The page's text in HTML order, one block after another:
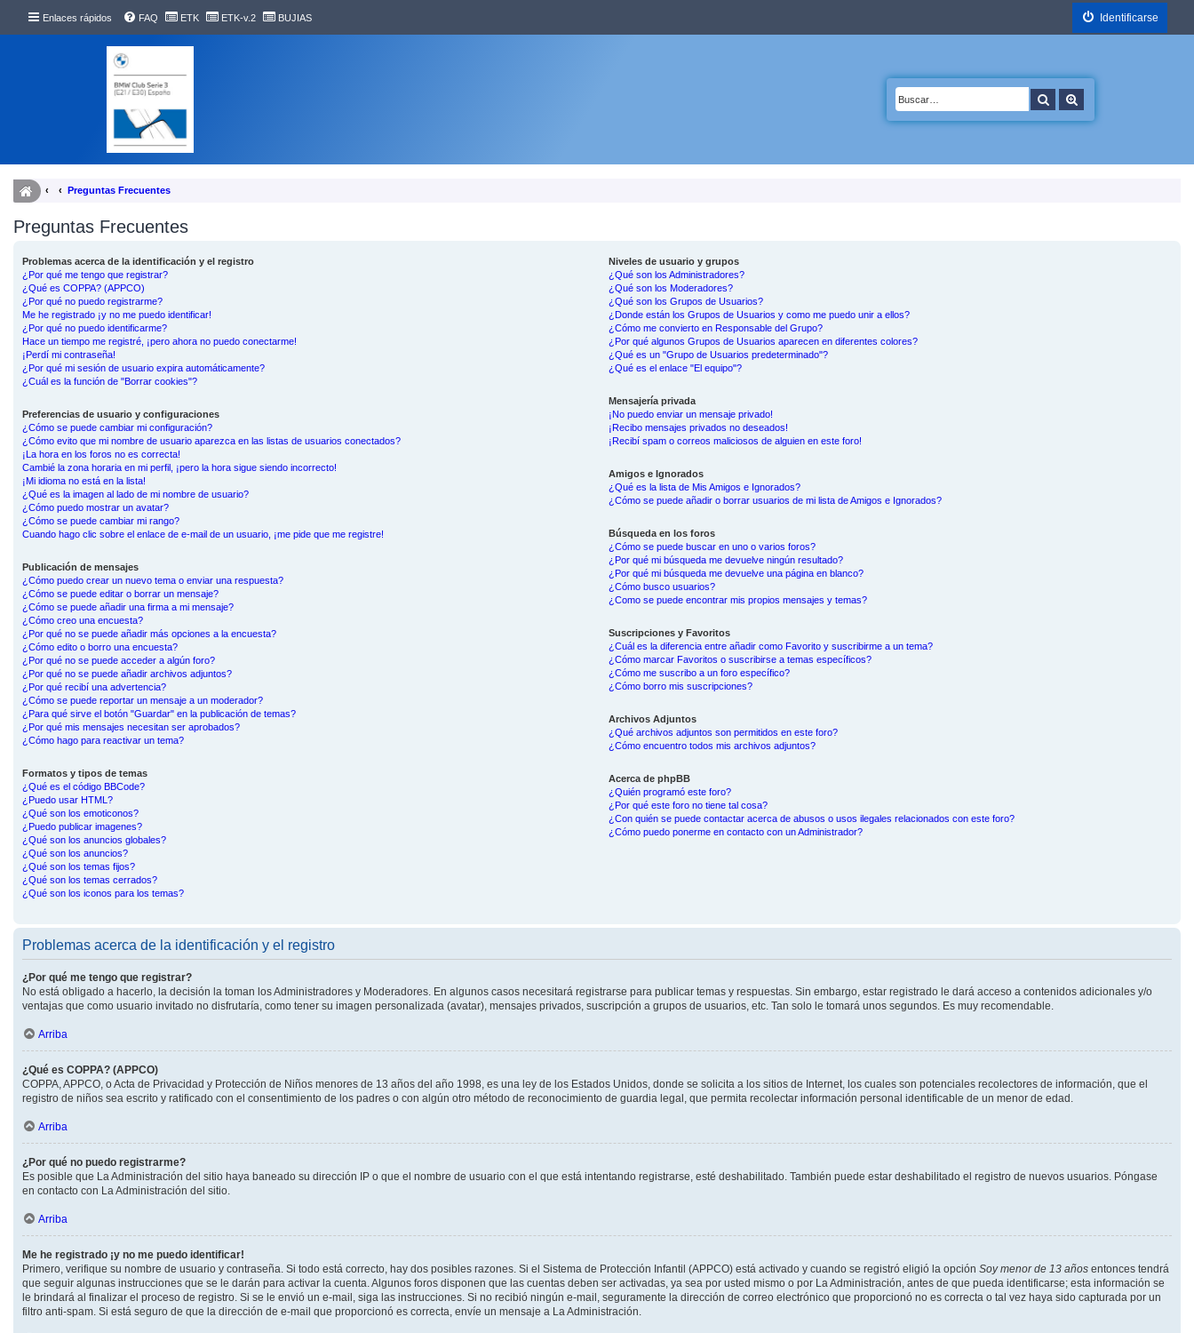
Enlaces rápidos FAQ ETK ETK-v.2 BUJIAS Identificarse
Buscar
Preguntas Frecuentes
Preguntas Frecuentes
Problemas acerca de la identificación y el registro
¿Por qué me tengo que registrar?
¿Qué es COPPA? (APPCO)
¿Por qué no puedo registrarme?
Me he registrado ¡y no me puedo identificar!
¿Por qué no puedo identificarme?
Hace un tiempo me registré, ¡pero ahora no puedo conectarme!
¡Perdí mi contraseña!
¿Por qué mi sesión de usuario expira automáticamente?
¿Cuál es la función de "Borrar cookies"?
Preferencias de usuario y configuraciones
¿Cómo se puede cambiar mi configuración?
¿Cómo evito que mi nombre de usuario aparezca en las listas de usuarios conectados?
¡La hora en los foros no es correcta!
Cambié la zona horaria en mi perfil, ¡pero la hora sigue siendo incorrecto!
¡Mi idioma no está en la lista!
¿Qué es la imagen al lado de mi nombre de usuario?
¿Cómo puedo mostrar un avatar?
¿Cómo se puede cambiar mi rango?
Cuando hago clic sobre el enlace de e-mail de un usuario, ¡me pide que me registre!
Publicación de mensajes
¿Cómo puedo crear un nuevo tema o enviar una respuesta?
¿Cómo se puede editar o borrar un mensaje?
¿Cómo se puede añadir una firma a mi mensaje?
¿Cómo creo una encuesta?
¿Por qué no se puede añadir más opciones a la encuesta?
¿Cómo edito o borro una encuesta?
¿Por qué no se puede acceder a algún foro?
¿Por qué no se puede añadir archivos adjuntos?
¿Por qué recibí una advertencia?
¿Cómo se puede reportar un mensaje a un moderador?
¿Para qué sirve el botón "Guardar" en la publicación de temas?
¿Por qué mis mensajes necesitan ser aprobados?
¿Cómo hago para reactivar un tema?
Formatos y tipos de temas
¿Qué es el código BBCode?
¿Puedo usar HTML?
¿Qué son los emoticonos?
¿Puedo publicar imagenes?
¿Qué son los anuncios globales?
¿Qué son los anuncios?
¿Qué son los temas fijos?
¿Qué son los temas cerrados?
¿Qué son los iconos para los temas?
Niveles de usuario y grupos
¿Qué son los Administradores?
¿Qué son los Moderadores?
¿Qué son los Grupos de Usuarios?
¿Donde están los Grupos de Usuarios y como me puedo unir a ellos?
¿Cómo me convierto en Responsable del Grupo?
¿Por qué algunos Grupos de Usuarios aparecen en diferentes colores?
¿Qué es un "Grupo de Usuarios predeterminado"?
¿Qué es el enlace "El equipo"?
Mensajería privada
¡No puedo enviar un mensaje privado!
¡Recibo mensajes privados no deseados!
¡Recibí spam o correos maliciosos de alguien en este foro!
Amigos e Ignorados
¿Qué es la lista de Mis Amigos e Ignorados?
¿Cómo se puede añadir o borrar usuarios de mi lista de Amigos e Ignorados?
Búsqueda en los foros
¿Cómo se puede buscar en uno o varios foros?
¿Por qué mi búsqueda me devuelve ningún resultado?
¿Por qué mi búsqueda me devuelve una página en blanco?
¿Cómo busco usuarios?
¿Como se puede encontrar mis propios mensajes y temas?
Suscripciones y Favoritos
¿Cuál es la diferencia entre añadir como Favorito y suscribirme a un tema?
¿Cómo marcar Favoritos o suscribirse a temas específicos?
¿Cómo me suscribo a un foro específico?
¿Cómo borro mis suscripciones?
Archivos Adjuntos
¿Qué archivos adjuntos son permitidos en este foro?
¿Cómo encuentro todos mis archivos adjuntos?
Acerca de phpBB
¿Quién programó este foro?
¿Por qué este foro no tiene tal cosa?
¿Con quién se puede contactar acerca de abusos o usos ilegales relacionados con este foro?
¿Cómo puedo ponerme en contacto con un Administrador?
Problemas acerca de la identificación y el registro
¿Por qué me tengo que registrar?
No está obligado a hacerlo, la decisión la toman los Administradores y Moderadores. En algunos casos necesitará registrarse para publicar temas y respuestas. Sin embargo, estar registrado le dará acceso a contenidos adicionales y/o
ventajas que como usuario invitado no disfrutaría, como tener su imagen personalizada (avatar), mensajes privados, suscripción a grupos de usuarios, etc. Tan solo le tomará unos segundos. Es muy recomendable.
Arriba
¿Qué es COPPA? (APPCO)
COPPA, APPCO, o Acta de Privacidad y Protección de Niños menores de 13 años del año 1998, es una ley de los Estados Unidos, donde se solicita a los sitios de Internet, los cuales son potenciales recolectores de información, que el
registro de niños sea escrito y ratificado con el consentimiento de los padres o con algún otro método de reconocimiento de guardia legal, que permita recolectar información personal identificable de un menor de edad.
Arriba
¿Por qué no puedo registrarme?
Es posible que La Administración del sitio haya baneado su dirección IP o que el nombre de usuario con el que está intentando registrarse, esté deshabilitado. También puede estar deshabilitado el registro de nuevos usuarios. Póngase
en contacto con La Administración del sitio.
Arriba
Me he registrado ¡y no me puedo identificar!
Primero, verifique su nombre de usuario y contraseña. Si todo está correcto, hay dos posibles razones. Si el Sistema de Protección Infantil (APPCO) está activado y cuando se registró eligió la opción Soy menor de 13 años entonces tendrá
que seguir algunas instrucciones que se le darán para activar la cuenta. Algunos foros disponen que las cuentas deben ser activadas, ya sea por usted mismo o por La Administración, antes de que pueda identificarse; esta información se
le brindará al finalizar el proceso de registro. Si se le envió un e-mail, siga las instrucciones. Si no recibió ningún e-mail, seguramente la dirección de correo electrónico que proporcionó no es correcta o tal vez haya sido capturada por un
filtro anti-spam. Si está seguro de que la dirección de e-mail que proporcionó es correcta, envíe un mensaje a La Administración.